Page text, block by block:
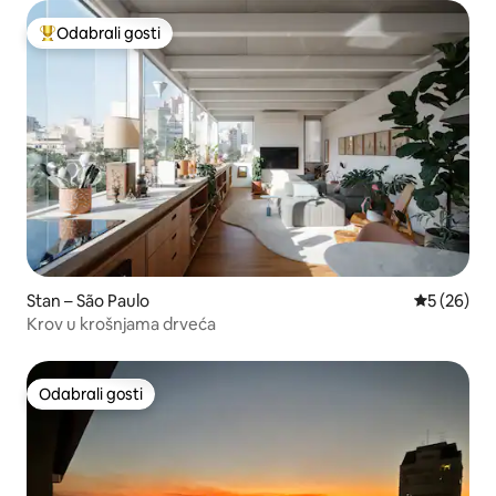
Među najviše rangiranima s oznakom „Odabrali gosti”
Odabrali gosti
Stan – São Paulo Prosječna
5 (26)
Krov u krošnjama drveća
Odabrali gosti
Odabrali gosti